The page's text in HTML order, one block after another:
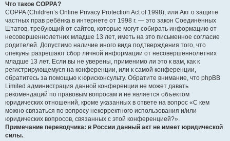
Что такое COPPA?
COPPA (Children’s Online Privacy Protection Act of 1998), или Акт о защите
частных прав ребёнка в интернете от 1998 г. — это закон Соединённых
Штатов, требующий от сайтов, которые могут собирать информацию от
несовершеннолетних младше 13 лет, иметь на это письменное согласие
родителей. Допустимо наличие иного вида подтверждения того, что
опекуны разрешают сбор личной информации от несовершеннолетних
младше 13 лет. Если вы не уверены, применимо ли это к вам, как к
регистрирующемуся на конференции, или к самой конференции,
обратитесь за помощью к юрисконсульту. Обратите внимание, что phpBB
Limited администрация данной конференции не может давать
рекомендаций по правовым вопросам и не является объектом
юридических отношений, кроме указанных в ответе на вопрос «С кем
можно связаться по вопросу некорректного использования и/или
юридических вопросов, связанных с этой конференцией?».
Примечание переводчика: в России данный акт не имеет юридической
силы..